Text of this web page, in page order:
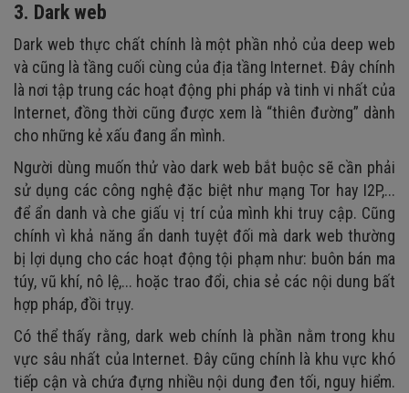
3. Dark web
Dark web thực chất chính là một phần nhỏ của deep web
và cũng là tầng cuối cùng của địa tầng Internet. Đây chính
là nơi tập trung các hoạt động phi pháp và tinh vi nhất của
Internet, đồng thời cũng được xem là “thiên đường” dành
cho những kẻ xấu đang ẩn mình.
Người dùng muốn thử vào dark web bắt buộc sẽ cần phải
sử dụng các công nghệ đặc biệt như mạng Tor hay I2P,...
để ẩn danh và che giấu vị trí của mình khi truy cập. Cũng
chính vì khả năng ẩn danh tuyệt đối mà dark web thường
bị lợi dụng cho các hoạt động tội phạm như: buôn bán ma
túy, vũ khí, nô lệ,... hoặc trao đổi, chia sẻ các nội dung bất
hợp pháp, đồi trụy.
Có thể thấy rằng, dark web chính là phần nằm trong khu
vực sâu nhất của Internet. Đây cũng chính là khu vực khó
tiếp cận và chứa đựng nhiều nội dung đen tối, nguy hiểm.